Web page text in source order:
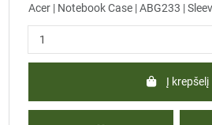
Acer | Notebook Case | ABG233 |
Į krepšelį